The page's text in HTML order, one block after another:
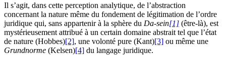
Il s’agit, dans cette perception analytique, de l’abstraction
concernant la nature même du fondement de légitimation de l’ordre
juridique qui, sans appartenir à la sphère du Da-sein[1] (être-là), est
mystérieusement attribué à un certain domaine abstrait tel que l’état
de nature (Hobbes)[2], une volonté pure (Kant)[3] ou même une
Grundnorme (Kelsen)[4] du langage juridique.